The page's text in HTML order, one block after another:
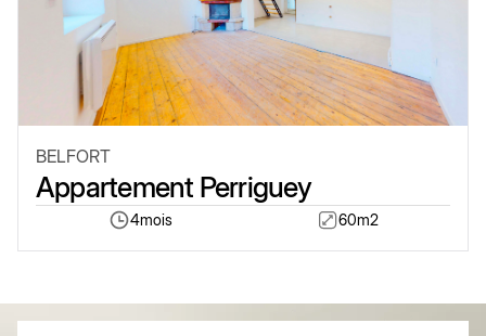
BELFORT
Appartement Perriguey
4mois 60m2